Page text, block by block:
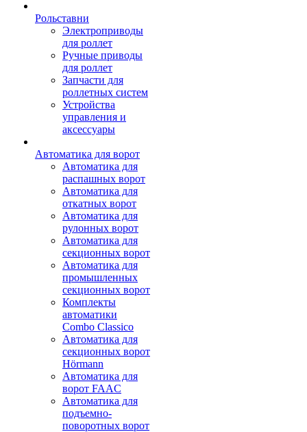
Рольставни
Электроприводы
для роллет
Ручные приводы
для роллет
Запчасти для
роллетных систем
Устройства
управления и
аксессуары
Автоматика для ворот
Автоматика для
распашных ворот
Автоматика для
откатных ворот
Автоматика для
рулонных ворот
Автоматика для
секционных ворот
Автоматика для
промышленных
секционных ворот
Комплекты
автоматики
Combo Classico
Автоматика для
секционных ворот
Hörmann
Автоматика для
ворот FAAC
Автоматика для
подъемно-
поворотных ворот